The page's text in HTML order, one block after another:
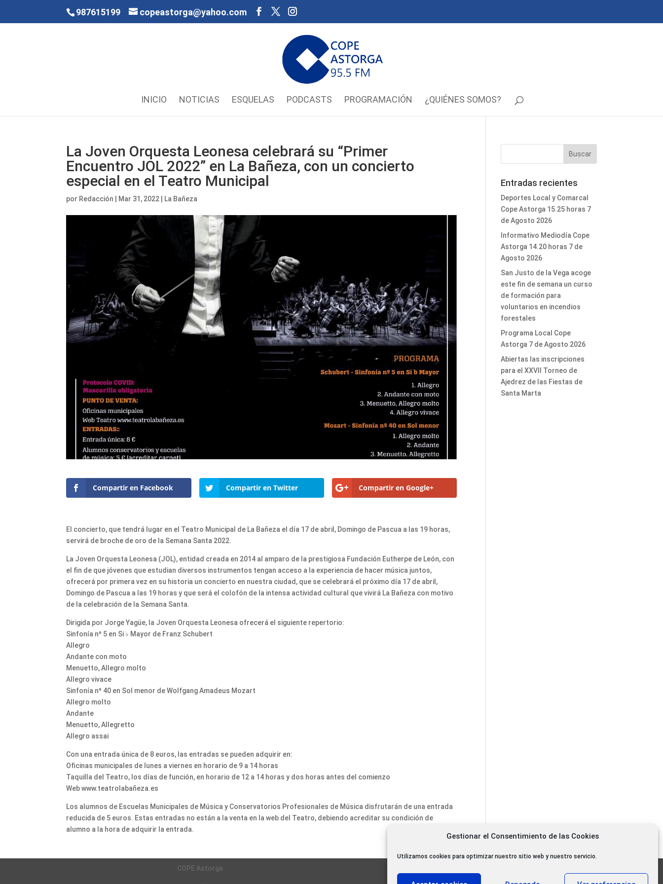
Gestionar el Consentimiento de las Cookies
Utilizamos cookies para optimizar nuestro sitio web y nuestro servicio.
987615199 copeastorga@yahoo.com
INICIO NOTICIAS ESQUELAS PODCASTS PROGRAMACIÓN ¿QUIÉNES SOMOS?
La Joven Orquesta Leonesa celebrará su “Primer
Encuentro JOL 2022” en La Bañeza, con un concierto
especial en el Teatro Municipal
por Redacción Mar 31, 2022 La Bañeza
Compartir en Facebook Compartir en Twitter Compartir en Google+
El concierto, que tendrá lugar en el Teatro Municipal de La Bañeza el día 17 de abril, Domingo de Pascua a las 19 horas,
servirá de broche de oro de la Semana Santa 2022.
La Joven Orquesta Leonesa (JOL), entidad creada en 2014 al amparo de la prestigiosa Fundación Eutherpe de León, con
el fin de que jóvenes que estudian diversos instrumentos tengan acceso a la experiencia de hacer música juntos,
ofrecerá por primera vez en su historia un concierto en nuestra ciudad, que se celebrará el próximo día 17 de abril,
Domingo de Pascua a las 19 horas y que será el colofón de la intensa actividad cultural que vivirá La Bañeza con motivo
de la celebración de la Semana Santa.
Dirigida por Jorge Yagüe, la Joven Orquesta Leonesa ofrecerá el siguiente repertorio:
Sinfonía nº 5 en Si ♭ Mayor de Franz Schubert
Allegro
Andante con moto
Menuetto, Allegro molto
Allegro vivace
Sinfonía nº 40 en Sol menor de Wolfgang Amadeus Mozart
Allegro molto
Andante
Menuetto, Allegretto
Allegro assai
Con una entrada única de 8 euros, las entradas se pueden adquirir en:
Oficinas municipales de lunes a viernes en horario de 9 a 14 horas
Taquilla del Teatro, los días de función, en horario de 12 a 14 horas y dos horas antes del comienzo
Web www.teatrolabañeza.es
Los alumnos de Escuelas Municipales de Música y Conservatorios Profesionales de Música disfrutarán de una entrada
reducida de 5 euros. Estas entradas no están a la venta en la web del Teatro, debiendo acreditar su condición de
alumno a la hora de adquirir la entrada.
Entradas recientes
Deportes Local y Comarcal
Cope Astorga 15.25 horas 7
de Agosto 2026
Informativo Mediodía Cope
Astorga 14.20 horas 7 de
Agosto 2026
San Justo de la Vega acoge
este fin de semana un curso
de formación para
voluntarios en incendios
forestales
Programa Local Cope
Astorga 7 de Agosto 2026
Abiertas las inscripciones
para el XXVII Torneo de
Ajedrez de las Fiestas de
Santa Marta
COPE Astorga